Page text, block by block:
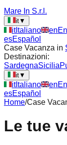
Mare In S.r.l.
it▼
itItaliano en
esEspañol
Case Vacanza in
Destinazioni:
SardegnaSicilia
it▼
itItaliano en
esEspañol
Home/Case
Le tue